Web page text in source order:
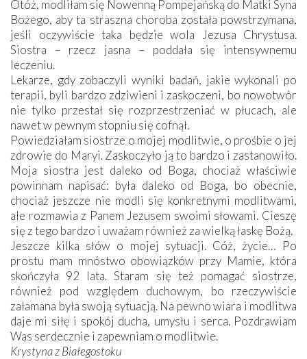
Otóż, modliłam się Nowenną Pompejańską do Matki Syna
Bożego, aby ta straszna choroba została powstrzymana,
jeśli oczywiście taka będzie wola Jezusa Chrystusa.
Siostra – rzecz jasna – poddała się intensywnemu
leczeniu.
Lekarze, gdy zobaczyli wyniki badań, jakie wykonali po
terapii, byli bardzo zdziwieni i zaskoczeni, bo nowotwór
nie tylko przestał się rozprzestrzeniać w płucach, ale
nawet w pewnym stopniu się cofnął.
Powiedziałam siostrze o mojej modlitwie, o prośbie o jej
zdrowie do Maryi. Zaskoczyło ją to bardzo i zastanowiło.
Moja siostra jest daleko od Boga, chociaż właściwie
powinnam napisać: była daleko od Boga, bo obecnie,
chociaż jeszcze nie modli się konkretnymi modlitwami,
ale rozmawia z Panem Jezusem swoimi słowami. Cieszę
się z tego bardzo i uważam również za wielką łaskę Bożą.
Jeszcze kilka słów o mojej sytuacji. Cóż, życie… Po
prostu mam mnóstwo obowiązków przy Mamie, która
skończyła 92 lata. Staram się też pomagać siostrze,
również pod względem duchowym, bo rzeczywiście
załamana była swoją sytuacją. Na pewno wiara i modlitwa
daje mi siłę i spokój ducha, umysłu i serca. Pozdrawiam
Was serdecznie i zapewniam o modlitwie.
Krystyna z Białegostoku